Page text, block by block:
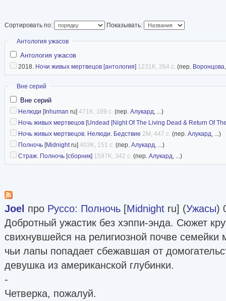
Сортировать по: Показывать:
Скрыть
Антология ужасов
Антология ужасов
2018. Ночи живых мертвецов [антология] 1231K, 264 с. (пер. Воронцова
Скрыть
Вне серий
Вне серий
Нелюди [Inhuman ru] 471K, 189 с. (пер. Алукард, ...)
Ночь живых мертвецов [Undead [Night Of The Living Dead & Return Of
Ночь живых мертвецов. Нелюди. Бедствие 2M, 447 с. (пер. Алукард, ...)
Полночь [Midnightru] 403K, 151 с. (пер. Алукард, ...)
Страж. Полночь [сборник] 1597K, 342 с. (пер. Алукард, ...)
Joel про Руссо: Полночь [Midnight ru] (Ужасы)
Добротный ужастик без хэппи-энда. Сюжет
свихнувшейся на религиозной почве семейки
чьи лапы попадает сбежавшая от
девушка из американской глубинки.
-
Четверка, пожалуй.